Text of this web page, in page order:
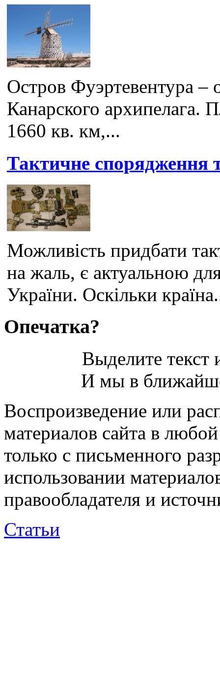
Остров Фуэртевентура –
Канарского архипелага.
1660 кв. км,...
Тактичне спорядження
Можливість придбати
на жаль, є актуальною
України. Оскільки
Опечатка?
Выделите
И мы в
Воспроизведение или
материалов сайта в
только с письменного
использовании
правообладателя и
Статьи